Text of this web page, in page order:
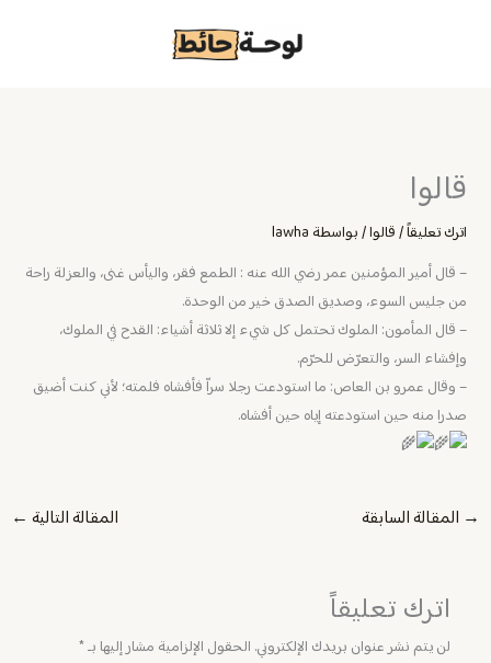
قالوا
اترك تعليقاً/قالوا/ بواسطة lawha
– قال أمير المؤمنين عمر رضي الله عنه : الطمع فقر، واليأس غنى، والعزلة راحة
من جليس السوء، وصديق الصدق خير من الوحدة.
– ‏قال المأمون: الملوك تحتمل كل شيء إلا ثلاثة أشياء: القدح في الملوك،
وإفشاء السر، والتعرّض للحرّم.
– ‏وقال عمرو بن العاص: ما استودعت رجلا سراّ فأفشاه فلمته؛ لأني كنت أضيق
صدرا منه حين استودعته إياه حين أفشاه.
→ المقالة السابقة المقالة التالية ←
اترك تعليقاً
لن يتم نشر عنوان بريدك الإلكتروني. الحقول الإلزامية مشار إليها بـ*